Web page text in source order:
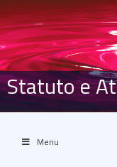
Statuto e
Menu